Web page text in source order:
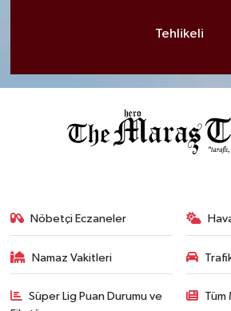
Tehlikeli
Nöbetçi Eczaneler
Namaz Vakitleri
Süper Lig Puan Durumu ve
Tüm